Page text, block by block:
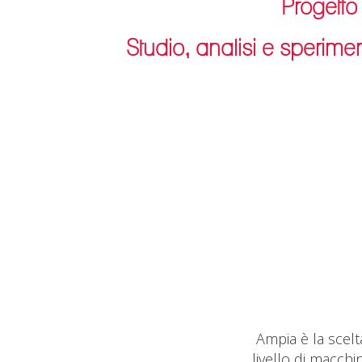
Siamo
rulli
Studio, analisi e
Ampia è la